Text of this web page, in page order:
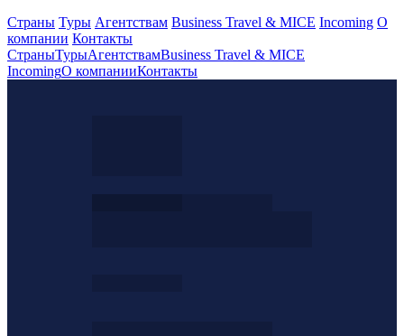
Страны Туры Агентствам Business Travel & MICE Incoming О
компании Контакты
СтраныТурыАгентствамBusiness Travel & MICE
IncomingО компанииКонтакты